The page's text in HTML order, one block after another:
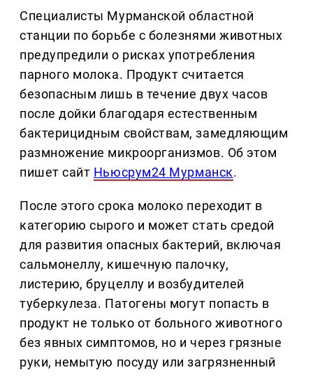
Специалисты Мурманской областной
станции по борьбе с болезнями животных
предупредили о рисках употребления
парного молока. Продукт считается
безопасным лишь в течение двух часов
после дойки благодаря естественным
бактерицидным свойствам, замедляющим
размножение микроорганизмов. Об этом
пишет сайт Ньюсрум24 Мурманск.
После этого срока молоко переходит в
категорию сырого и может стать средой
для развития опасных бактерий, включая
сальмонеллу, кишечную палочку,
листерию, бруцеллу и возбудителей
туберкулеза. Патогены могут попасть в
продукт не только от больного животного
без явных симптомов, но и через грязные
руки, немытую посуду или загрязненный